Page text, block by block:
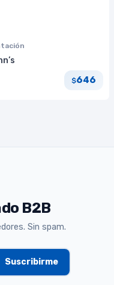
$646
B2B
Sin spam.